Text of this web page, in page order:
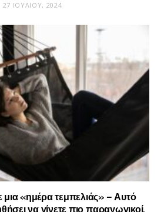
27 ΙΟΥΛΊΟΥ, 2024
«ημέρα τεμπελιάς» – Αυτό
να γίνετε πιο παραγωγικοί,